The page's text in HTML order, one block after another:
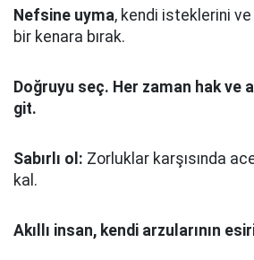
Nefsine uyma, kendi isteklerini
bir kenara bırak.
Doğruyu seç. Her zaman hak ve
git.
Sabırlı ol: Zorluklar karşısında
kal.
Akıllı insan, kendi arzularının